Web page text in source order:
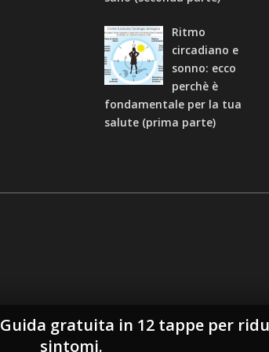
Ritmo
circadiano e
sonno: ecco
perchè è
fondamentale per la tua
salute (prima parte)
Guida gratuita in 12 tappe per
sintomi.